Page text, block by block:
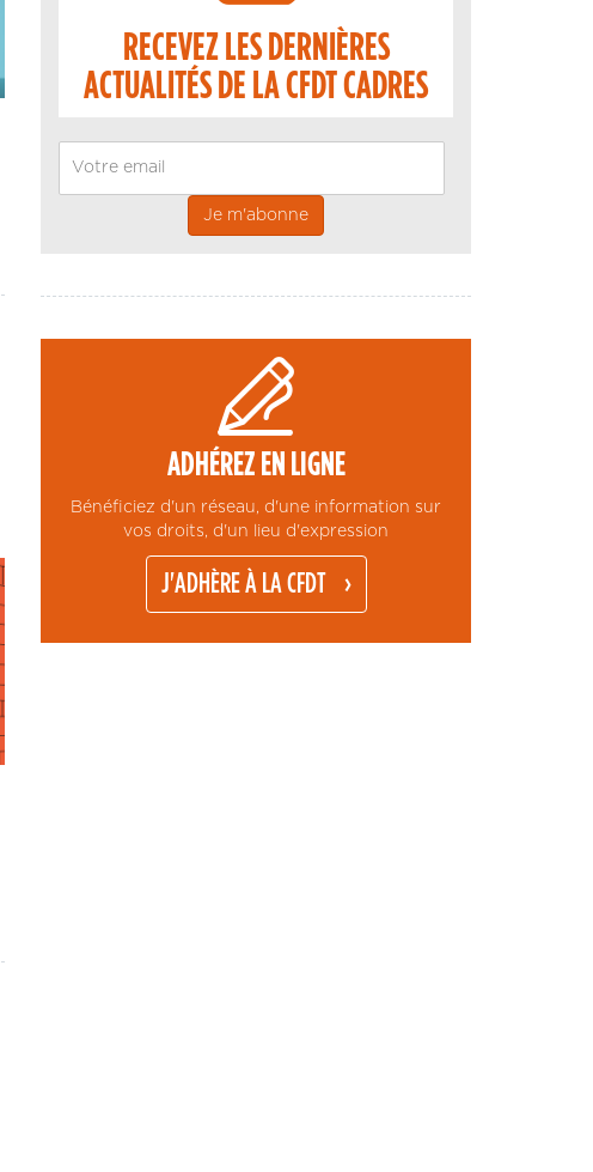
RECEVEZ LES DERNIÈRES
ACTUALITÉS DE LA CFDT CADRES
ADHÉREZ EN LIGNE
Bénéficiez d'un réseau, d'une information sur
vos droits, d'un lieu d'expression
J'ADHÈRE À LA CFDT